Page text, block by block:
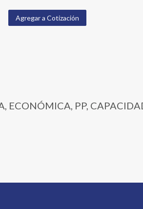
Agregar a Cotización
ECONÓMICA, PP,